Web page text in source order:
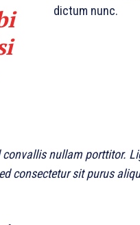
dictum nunc.
nullam porttitor.
consectetur sit purus